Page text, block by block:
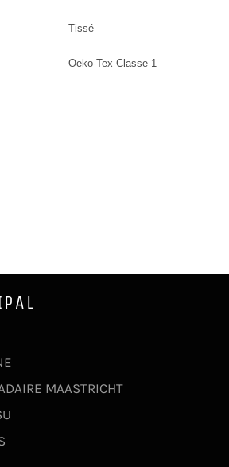
Tissé
Oeko-Tex Classe 1
MAASTRICHT